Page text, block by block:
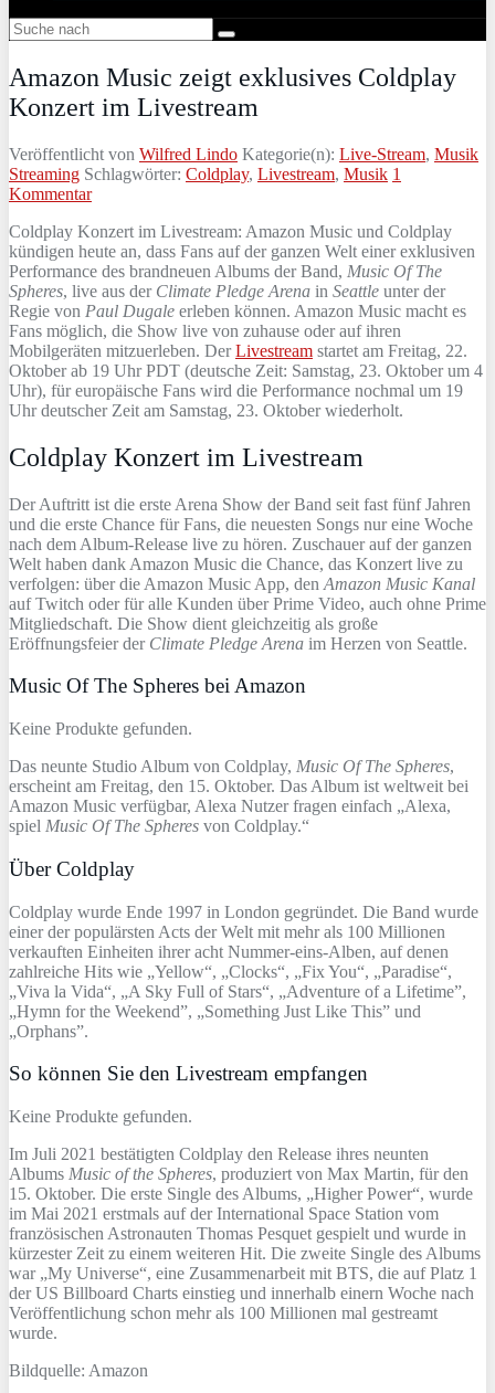
Amazon Music zeigt exklusives Coldplay
Konzert im Livestream
Veröffentlicht von Wilfred Lindo Kategorie(n): Live-Stream, Musik
Streaming Schlagwörter: Coldplay, Livestream, Musik 1
Kommentar
Coldplay Konzert im Livestream: Amazon Music und Coldplay
kündigen heute an, dass Fans auf der ganzen Welt einer exklusiven
Performance des brandneuen Albums der Band, Music Of The
Spheres, live aus der Climate Pledge Arena in Seattle unter der
Regie von Paul Dugale erleben können. Amazon Music macht es
Fans möglich, die Show live von zuhause oder auf ihren
Mobilgeräten mitzuerleben. DerLivestream startet am Freitag, 22.
Oktober ab 19 Uhr PDT (deutsche Zeit: Samstag, 23. Oktober um 4
Uhr), für europäische Fans wird die Performance nochmal um 19
Uhr deutscher Zeit am Samstag, 23. Oktober wiederholt.
Coldplay Konzert im Livestream
Der Auftritt ist die erste Arena Show der Band seit fast fünf Jahren
und die erste Chance für Fans, die neuesten Songs nur eine Woche
nach dem Album-Release live zu hören. Zuschauer auf der ganzen
Welt haben dank Amazon Music die Chance, das Konzert live zu
verfolgen: über die Amazon Music App, den Amazon Music Kanal
auf Twitch oder für alle Kunden über Prime Video, auch ohne Prime
Mitgliedschaft. Die Show dient gleichzeitig als große
Eröffnungsfeier der Climate Pledge Arena im Herzen von Seattle.
Music Of The Spheres bei Amazon
Keine Produkte gefunden.
Das neunte Studio Album von Coldplay, Music Of The Spheres,
erscheint am Freitag, den 15. Oktober. Das Album ist weltweit bei
Amazon Music verfügbar, Alexa Nutzer fragen einfach „Alexa,
spiel Music Of The Spheres von Coldplay.“
Über Coldplay
Coldplay wurde Ende 1997 in London gegründet. Die Band wurde
einer der populärsten Acts der Welt mit mehr als 100 Millionen
verkauften Einheiten ihrer acht Nummer-eins-Alben, auf denen
zahlreiche Hits wie „Yellow“, „Clocks“, „Fix You“, „Paradise“,
„Viva la Vida“, „A Sky Full of Stars“, „Adventure of a Lifetime”,
„Hymn for the Weekend”, „Something Just Like This” und
„Orphans”.
So können Sie den Livestream empfangen
Keine Produkte gefunden.
Im Juli 2021 bestätigten Coldplay den Release ihres neunten
Albums Music of the Spheres, produziert von Max Martin, für den
15. Oktober. Die erste Single des Albums, „Higher Power“, wurde
im Mai 2021 erstmals auf der International Space Station vom
französischen Astronauten Thomas Pesquet gespielt und wurde in
kürzester Zeit zu einem weiteren Hit. Die zweite Single des Albums
war „My Universe“, eine Zusammenarbeit mit BTS, die auf Platz 1
der US Billboard Charts einstieg und innerhalb einern Woche nach
Veröffentlichung schon mehr als 100 Millionen mal gestreamt
wurde.
Bildquelle: Amazon